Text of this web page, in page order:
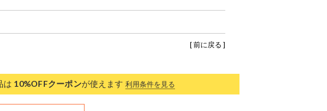
[ 前に戻る ]
は 10%OFFクーポンが使えます 利用条件を見る